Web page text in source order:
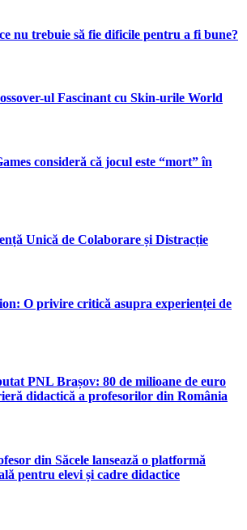
nu trebuie să fie dificile pentru a fi bune?
ul Fascinant cu Skin-urile World
consideră că jocul este “mort” în
Unică de Colaborare și Distracție
O privire critică asupra experienței de
PNL Brașov: 80 de milioane de euro
didactică a profesorilor din România
din Săcele lansează o platformă
pentru elevi și cadre didactice